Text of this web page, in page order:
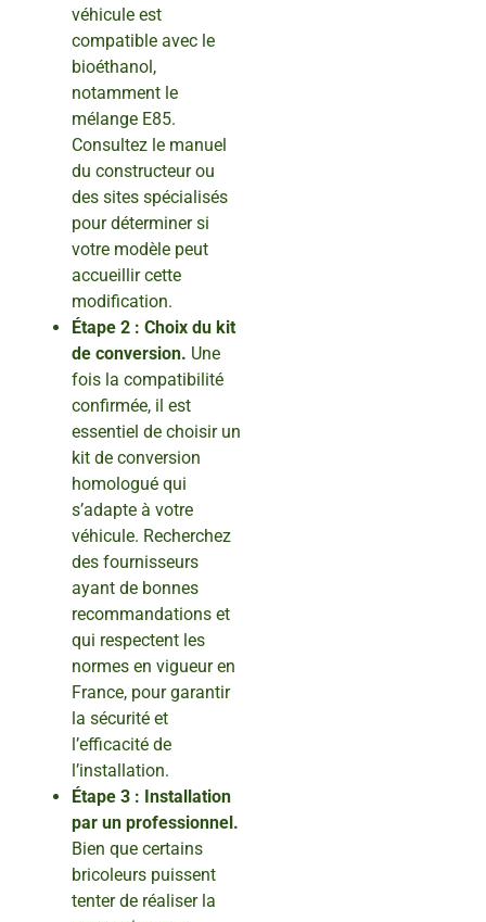
véhicule est
compatible avec le
bioéthanol,
notamment le
mélange E85.
Consultez le manuel
du constructeur ou
des sites spécialisés
pour déterminer si
votre modèle peut
accueillir cette
modification.
Étape 2 : Choix du kit
de conversion. Une
fois la compatibilité
confirmée, il est
essentiel de choisir un
kit de conversion
homologué qui
s’adapte à votre
véhicule. Recherchez
des fournisseurs
ayant de bonnes
recommandations et
qui respectent les
normes en vigueur en
France, pour garantir
la sécurité et
l’efficacité de
l’installation.
Étape 3 : Installation
par un professionnel.
Bien que certains
bricoleurs puissent
tenter de réaliser la